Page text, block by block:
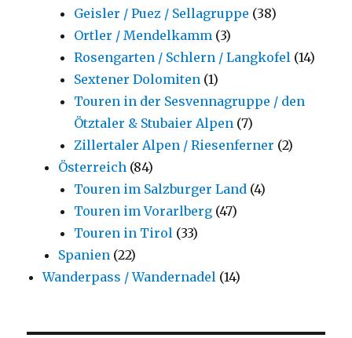
Geisler / Puez / Sellagruppe (38)
Ortler / Mendelkamm (3)
Rosengarten / Schlern / Langkofel (14)
Sextener Dolomiten (1)
Touren in der Sesvennagruppe / den
Ötztaler & Stubaier Alpen (7)
Zillertaler Alpen / Riesenferner (2)
Österreich (84)
Touren im Salzburger Land (4)
Touren im Vorarlberg (47)
Touren in Tirol (33)
Spanien (22)
Wanderpass / Wandernadel (14)